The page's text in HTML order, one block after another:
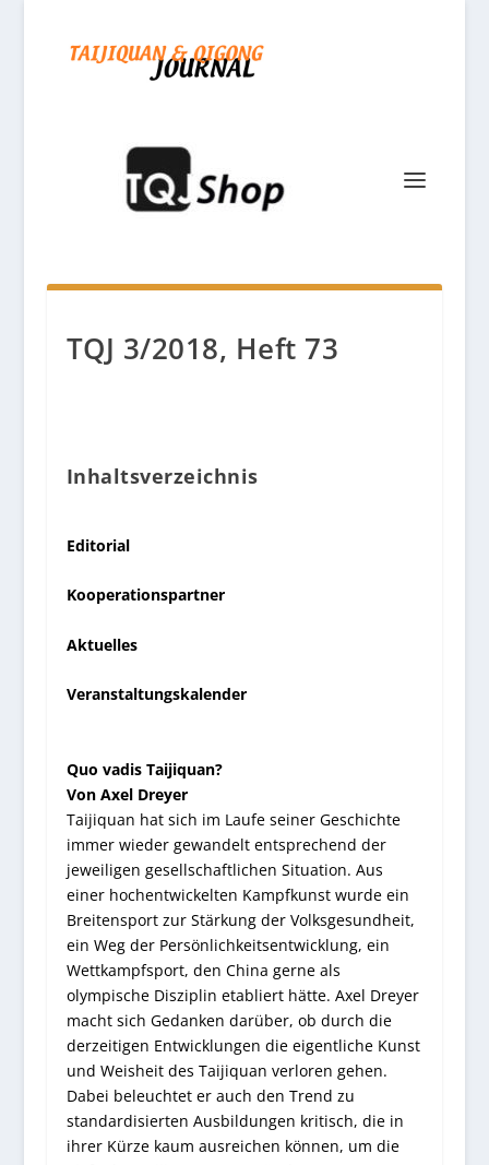
TQJ 3/2018, Heft 73
Inhaltsverzeichnis
Editorial
Kooperationspartner
Aktuelles
Veranstaltungskalender
Quo vadis Taijiquan?
Von Axel Dreyer
Taijiquan hat sich im Laufe seiner Geschichte
immer wieder gewandelt entsprechend der
jeweiligen gesellschaftlichen Situation. Aus
einer hochentwickelten Kampfkunst wurde ein
Breitensport zur Stärkung der Volksgesundheit,
ein Weg der Persönlichkeitsentwicklung, ein
Wettkampfsport, den China gerne als
olympische Disziplin etabliert hätte. Axel Dreyer
macht sich Gedanken darüber, ob durch die
derzeitigen Entwicklungen die eigentliche Kunst
und Weisheit des Taijiquan verloren gehen.
Dabei beleuchtet er auch den Trend zu
standardisierten Ausbildungen kritisch, die in
ihrer Kürze kaum ausreichen können, um die